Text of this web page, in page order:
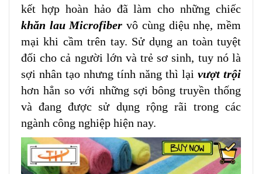
kết hợp hoàn hảo đã làm cho những chiếc
khăn lau Microfiber vô cùng diệu nhẹ, mềm
mại khi cầm trên tay. Sử dụng an toàn tuyệt
đối cho cả người lớn và trẻ sơ sinh, tuy nó là
sợi nhân tạo nhưng tính năng thì lại vượt trội
hơn hẳn so với những sợi bông truyền thống
và đang được sử dụng rộng rãi trong các
ngành công nghiệp hiện nay.